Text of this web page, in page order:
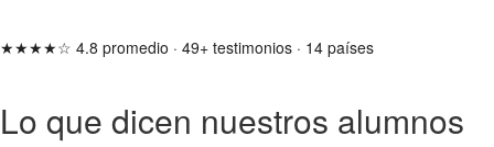
★★★★☆ 4.8 promedio · 49+ testimonios · 14 países
Lo que dicen nuestros alumnos